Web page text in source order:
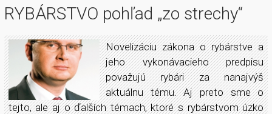
RYBÁRSTVO pohľad „zo strechy“
Novelizáciu zákona o rybárstve a
jeho vykonávacieho predpisu
považujú rybári za nanajvýš
aktuálnu tému. Aj preto sme o
tejto, ale aj o ďalších témach, ktoré s rybárstvom úzko